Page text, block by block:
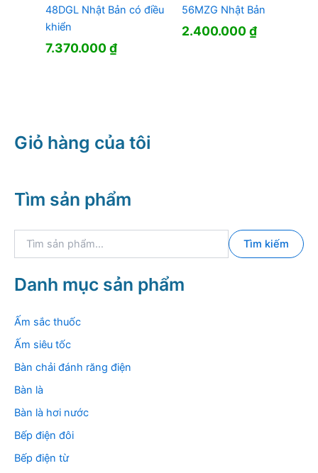
48DGL Nhật Bản có điều
khiển
7.370.000₫
56MZG Nhật Bản
2.400.000₫
Giỏ hàng của tôi
Tìm sản phẩm
k
i
m
Tìm kiếm
Danh mục sản phẩm
Ấm sắc thuốc
Ấm siêu tốc
Bàn chải đánh răng điện
Bàn là
Bàn là hơi nước
Bếp điện đôi
Bếp điện từ